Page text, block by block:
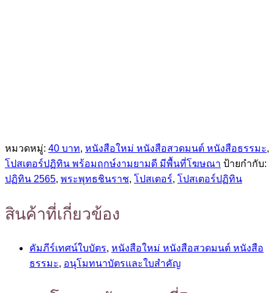
หมวดหมู่: 40 บาท, หนังสือใหม่ หนังสือสวดมนต์ หนังสือธรรมะ,
โปสเตอร์ปฏิทิน พร้อมฤกษ์งามยามดี มีพื้นที่โฆษณา ป้ายกำกับ:
ปฏิทิน 2565, พระพุทธชินราช, โปสเตอร์, โปสเตอร์ปฏิทิน
สินค้าที่เกี่ยวข้อง
คัมภีร์เทศน์ใบบัตร, หนังสือใหม่ หนังสือสวดมนต์ หนังสือ
ธรรมะ, อนุโมทนาบัตรและใบสำคัญ